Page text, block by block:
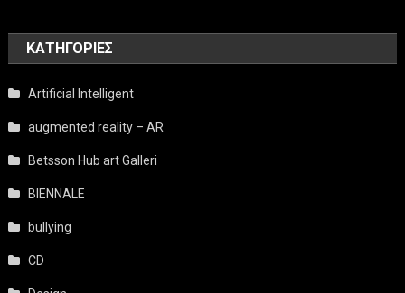
KΑΤΗΓΟΡΊΕΣ
Artificial Intelligent
augmented reality – AR
Betsson Hub art Galleri
BIENNALE
bullying
CD